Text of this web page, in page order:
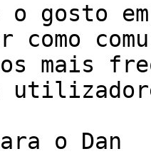
o gosto
como
mais
o Dan